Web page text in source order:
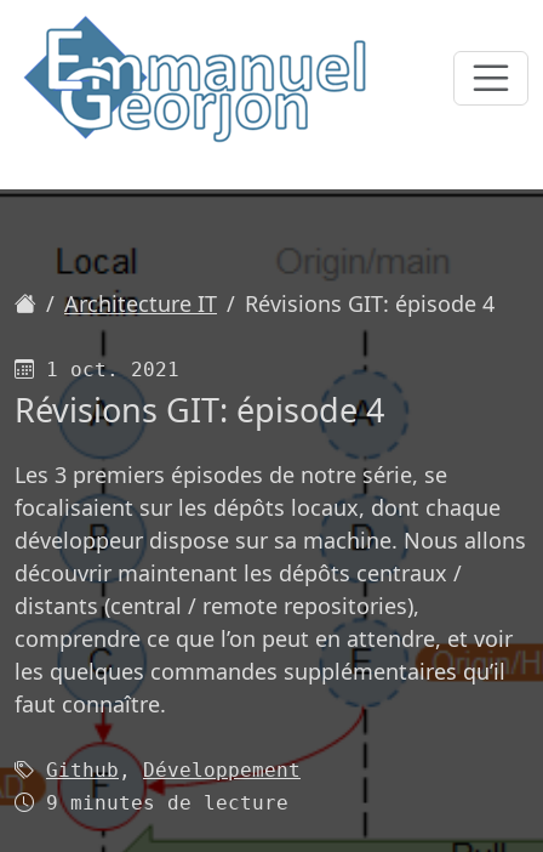
Accueil
Architecture IT Révisions GIT: épisode 4
Publié le
1 oct. 2021
Révisions GIT: épisode 4
Les 3 premiers épisodes de notre série, se
focalisaient sur les dépôts locaux, dont chaque
développeur dispose sur sa machine. Nous allons
découvrir maintenant les dépôts centraux /
distants (central / remote repositories),
comprendre ce que l’on peut en attendre, et voir
les quelques commandes supplémentaires qu’il
faut connaître.
Mots-clés (2):
Github ,Développement
Temps de lecture
9 minutes de lecture